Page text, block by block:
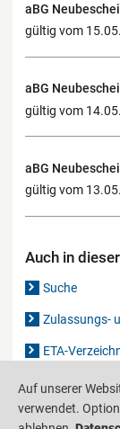
aBG
gültig vom
aBG
gültig vom
aBG
gültig vom
Auch in
Suche
Zulassungs-
ETA-
Gutachten-
Auf unserer
verwendet.